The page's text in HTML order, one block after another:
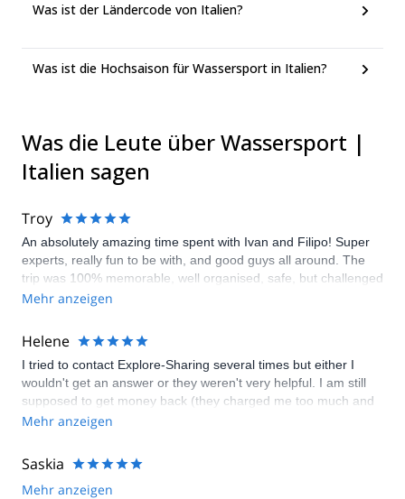
Was ist der Ländercode von Italien?
Was ist die Hochsaison für Wassersport in Italien?
Was die Leute über Wassersport |
Italien sagen
Troy
An absolutely amazing time spent with Ivan and Filipo! Super
experts, really fun to be with, and good guys all around. The
trip was 100% memorable, well organised, safe, but challenged
my kids, while building their confidence in a breathtaking
Mehr anzeigen
Helene
I tried to contact Explore-Sharing several times but either I
wouldn't get an answer or they weren't very helpful. I am still
supposed to get money back (they charged me too much and
we ended up being two less people doing the canyoning) but
going to come back to me, they still haven't. Can you pls look
into this and reimburse me?
Mehr anzeigen
Saskia
Mehr anzeigen